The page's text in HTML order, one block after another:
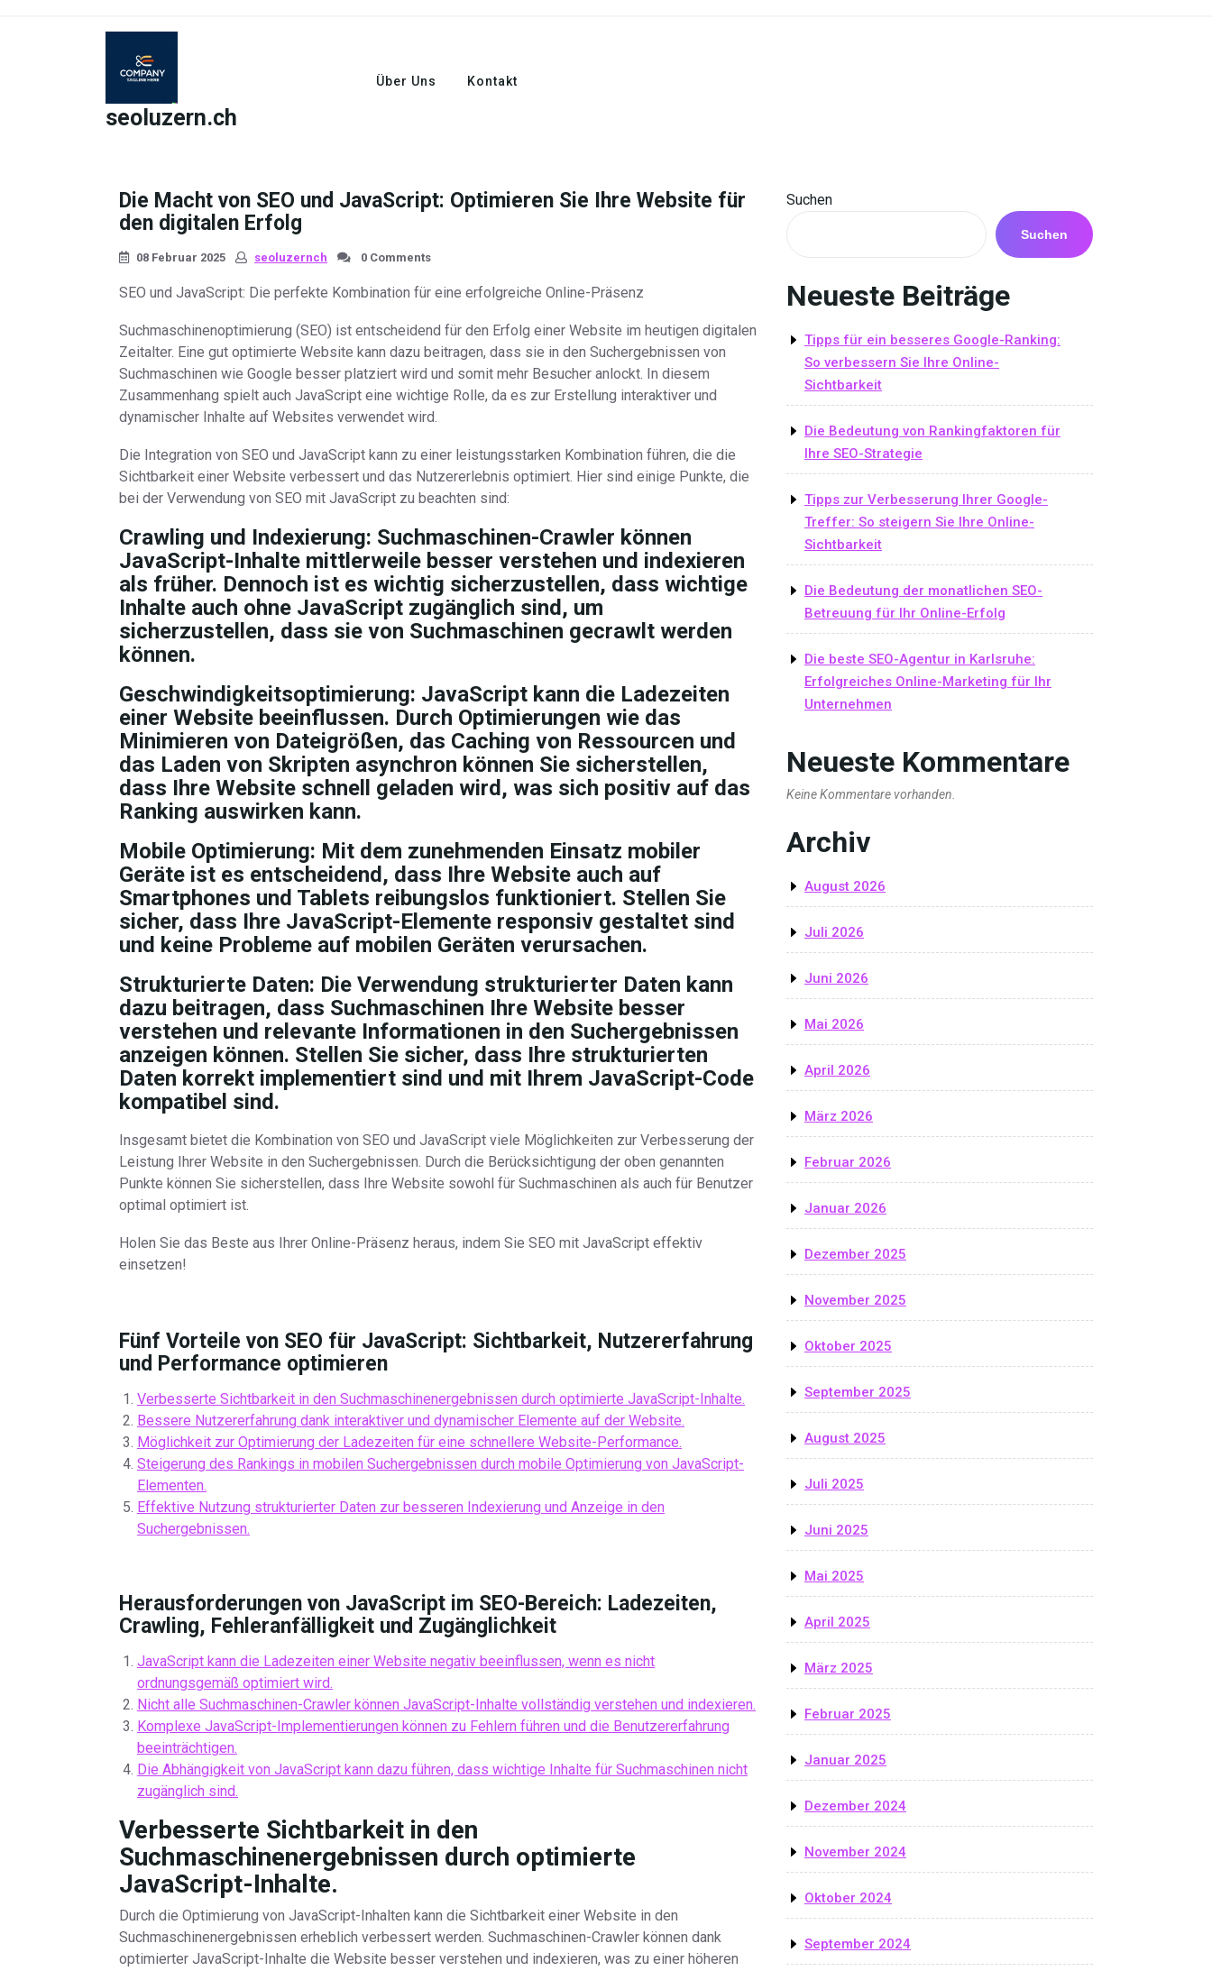
seoluzern.ch
Über Uns Kontakt
Die Macht von SEO und JavaScript: Optimieren Sie Ihre Website für
den digitalen Erfolg
08 Februar 2025 seoluzernch 0 Comments
SEO und JavaScript: Die perfekte Kombination für eine erfolgreiche Online-Präsenz
Suchmaschinenoptimierung (SEO) ist entscheidend für den Erfolg einer Website im heutigen digitalen
Zeitalter. Eine gut optimierte Website kann dazu beitragen, dass sie in den Suchergebnissen von
Suchmaschinen wie Google besser platziert wird und somit mehr Besucher anlockt. In diesem
Zusammenhang spielt auch JavaScript eine wichtige Rolle, da es zur Erstellung interaktiver und
dynamischer Inhalte auf Websites verwendet wird.
Die Integration von SEO und JavaScript kann zu einer leistungsstarken Kombination führen, die die
Sichtbarkeit einer Website verbessert und das Nutzererlebnis optimiert. Hier sind einige Punkte, die
bei der Verwendung von SEO mit JavaScript zu beachten sind:
Crawling und Indexierung: Suchmaschinen-Crawler können
JavaScript-Inhalte mittlerweile besser verstehen und indexieren
als früher. Dennoch ist es wichtig sicherzustellen, dass wichtige
Inhalte auch ohne JavaScript zugänglich sind, um
sicherzustellen, dass sie von Suchmaschinen gecrawlt werden
können.
Geschwindigkeitsoptimierung: JavaScript kann die Ladezeiten
einer Website beeinflussen. Durch Optimierungen wie das
Minimieren von Dateigrößen, das Caching von Ressourcen und
das Laden von Skripten asynchron können Sie sicherstellen,
dass Ihre Website schnell geladen wird, was sich positiv auf das
Ranking auswirken kann.
Mobile Optimierung: Mit dem zunehmenden Einsatz mobiler
Geräte ist es entscheidend, dass Ihre Website auch auf
Smartphones und Tablets reibungslos funktioniert. Stellen Sie
sicher, dass Ihre JavaScript-Elemente responsiv gestaltet sind
und keine Probleme auf mobilen Geräten verursachen.
Strukturierte Daten: Die Verwendung strukturierter Daten kann
dazu beitragen, dass Suchmaschinen Ihre Website besser
verstehen und relevante Informationen in den Suchergebnissen
anzeigen können. Stellen Sie sicher, dass Ihre strukturierten
Daten korrekt implementiert sind und mit Ihrem JavaScript-Code
kompatibel sind.
Insgesamt bietet die Kombination von SEO und JavaScript viele Möglichkeiten zur Verbesserung der
Leistung Ihrer Website in den Suchergebnissen. Durch die Berücksichtigung der oben genannten
Punkte können Sie sicherstellen, dass Ihre Website sowohl für Suchmaschinen als auch für Benutzer
optimal optimiert ist.
Holen Sie das Beste aus Ihrer Online-Präsenz heraus, indem Sie SEO mit JavaScript effektiv
einsetzen!
Fünf Vorteile von SEO für JavaScript: Sichtbarkeit, Nutzererfahrung
und Performance optimieren
Verbesserte Sichtbarkeit in den Suchmaschinenergebnissen durch optimierte JavaScript-Inhalte.
Bessere Nutzererfahrung dank interaktiver und dynamischer Elemente auf der Website.
Möglichkeit zur Optimierung der Ladezeiten für eine schnellere Website-Performance.
Steigerung des Rankings in mobilen Suchergebnissen durch mobile Optimierung von JavaScript-
Elementen.
Effektive Nutzung strukturierter Daten zur besseren Indexierung und Anzeige in den
Suchergebnissen.
Herausforderungen von JavaScript im SEO-Bereich: Ladezeiten,
Crawling, Fehleranfälligkeit und Zugänglichkeit
JavaScript kann die Ladezeiten einer Website negativ beeinflussen, wenn es nicht
ordnungsgemäß optimiert wird.
Nicht alle Suchmaschinen-Crawler können JavaScript-Inhalte vollständig verstehen und indexieren.
Komplexe JavaScript-Implementierungen können zu Fehlern führen und die Benutzererfahrung
beeinträchtigen.
Die Abhängigkeit von JavaScript kann dazu führen, dass wichtige Inhalte für Suchmaschinen nicht
zugänglich sind.
Verbesserte Sichtbarkeit in den
Suchmaschinenergebnissen durch optimierte
JavaScript-Inhalte.
Durch die Optimierung von JavaScript-Inhalten kann die Sichtbarkeit einer Website in den
Suchmaschinenergebnissen erheblich verbessert werden. Suchmaschinen-Crawler können dank
optimierter JavaScript-Inhalte die Website besser verstehen und indexieren, was zu einer höheren
Suchen
Suchen
Neueste Beiträge
Tipps für ein besseres Google-Ranking:
So verbessern Sie Ihre Online-
Sichtbarkeit
Die Bedeutung von Rankingfaktoren für
Ihre SEO-Strategie
Tipps zur Verbesserung Ihrer Google-
Treffer: So steigern Sie Ihre Online-
Sichtbarkeit
Die Bedeutung der monatlichen SEO-
Betreuung für Ihr Online-Erfolg
Die beste SEO-Agentur in Karlsruhe:
Erfolgreiches Online-Marketing für Ihr
Unternehmen
Neueste Kommentare
Keine Kommentare vorhanden.
Archiv
August 2026
Juli 2026
Juni 2026
Mai 2026
April 2026
März 2026
Februar 2026
Januar 2026
Dezember 2025
November 2025
Oktober 2025
September 2025
August 2025
Juli 2025
Juni 2025
Mai 2025
April 2025
März 2025
Februar 2025
Januar 2025
Dezember 2024
November 2024
Oktober 2024
September 2024